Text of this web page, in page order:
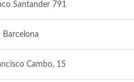
Santander 791
Barcelona
Cambo, 15